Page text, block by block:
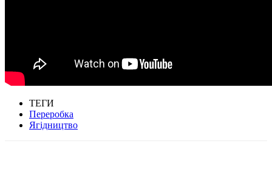
ТЕГИ
Переробка
Ягідництво